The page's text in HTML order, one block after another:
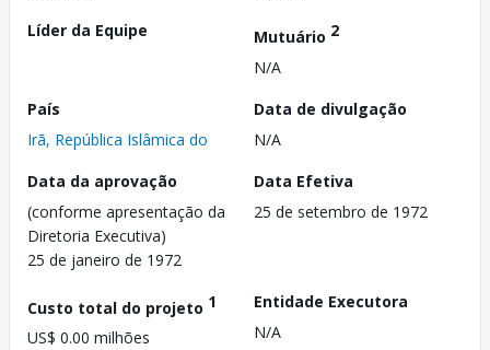
Líder da Equipe
Mutuário 2
N/A
País
Irã, República Islâmica do
Data de divulgação
N/A
Data da aprovação
(conforme apresentação da
Diretoria Executiva)
25 de janeiro de 1972
Data Efetiva
25 de setembro de 1972
Custo total do projeto 1
US$ 0.00 milhões
Entidade Executora
N/A